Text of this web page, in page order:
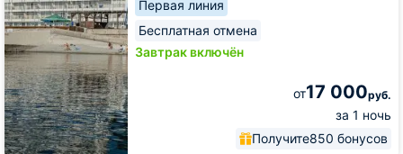
Первая линия
Бесплатная отмена
Завтрак включён
от17 000руб.
за 1 ночь
Получите850 бонусов